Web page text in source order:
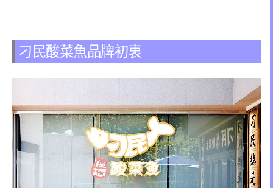
刁民酸菜魚品牌初衷